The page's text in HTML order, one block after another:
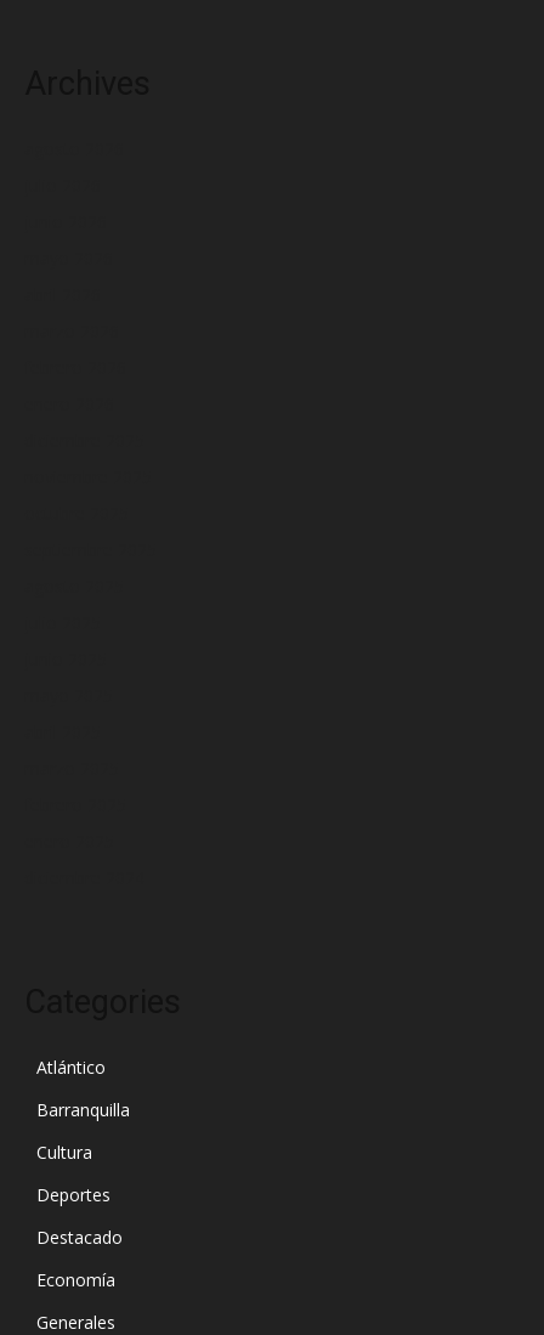
Atlántico
Barranquilla
Cultura
Deportes
Destacado
Economía
Generales